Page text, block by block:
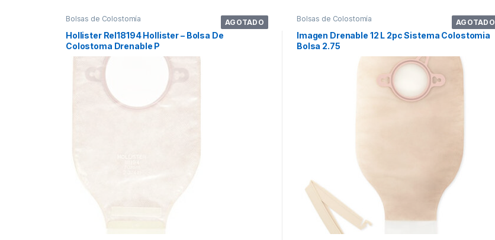
AGOTADO
Bolsas de Colostomía
Hollister Rel18194 Hollister – Bolsa De
Colostoma Drenable P
AGOTADO
Bolsas de Colostomía
Imagen Drenable 12 L 2pc Sistema Colostomia
Bolsa 2.75